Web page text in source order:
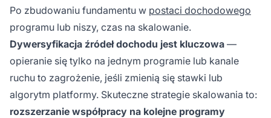
Po zbudowaniu fundamentu w postaci dochodowego
programu lub niszy, czas na skalowanie.
Dywersyfikacja źródeł dochodu jest kluczowa —
opieranie się tylko na jednym programie lub kanale
ruchu to zagrożenie, jeśli zmienią się stawki lub
algorytm platformy. Skuteczne strategie skalowania to:
rozszerzanie współpracy na kolejne programy